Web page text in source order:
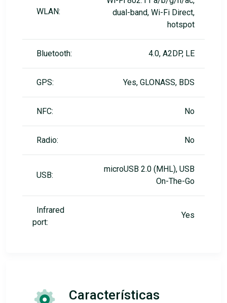
WLAN:
dual-band, Wi-Fi Direct,
hotspot
Bluetooth: 4.0, A2DP, LE
GPS: Yes, GLONASS, BDS
NFC: No
Radio: No
USB:
microUSB 2.0 (MHL), USB
On-The-Go
Infrared
port:
Yes
Características